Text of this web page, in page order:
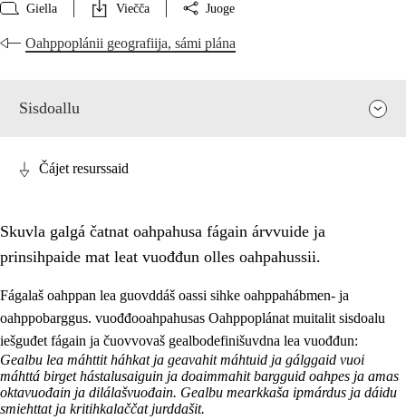
Giella Viečča Juoge
Oahppoplánii geografiija, sámi plána
Sisdoallu
2. Oahppama prinsihpat, ovdáneapmi ja oahppahábmen
Čájet resurssaid
Skuvla galgá čatnat oahpahusa fágain árvvuide ja
prinsihpaide mat leat vuođđun olles oahpahussii.
Fágalaš oahppan lea guovddáš oassi sihke oahppahábmen- ja
oahppobarggus. vuođđooahpahusas Oahppoplánat muitalit sisdoalu
iešguđet fágain ja čuovvovaš gealbodefinišuvdna lea vuođđun:
Gealbu lea máhttit háhkat ja geavahit máhtuid ja gálggaid vuoi
máhttá birget hástalusaiguin ja doaimmahit bargguid oahpes ja amas
oktavuođain ja dilálašvuođain. Gealbu mearkkaša ipmárdus ja dáidu
smiehttat ja kritihkalaččat jurddašit.